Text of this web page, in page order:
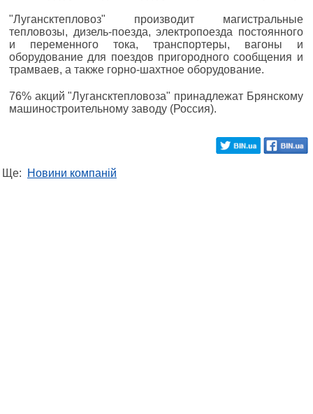
"Лугансктепловоз" производит магистральные
тепловозы, дизель-поезда, электропоезда постоянного
и переменного тока, транспортеры, вагоны и
оборудование для поездов пригородного сообщения и
трамваев, а также горно-шахтное оборудование.
76% акций "Лугансктепловоза" принадлежат Брянскому
машиностроительному заводу (Россия).
Ще: Новини компаній